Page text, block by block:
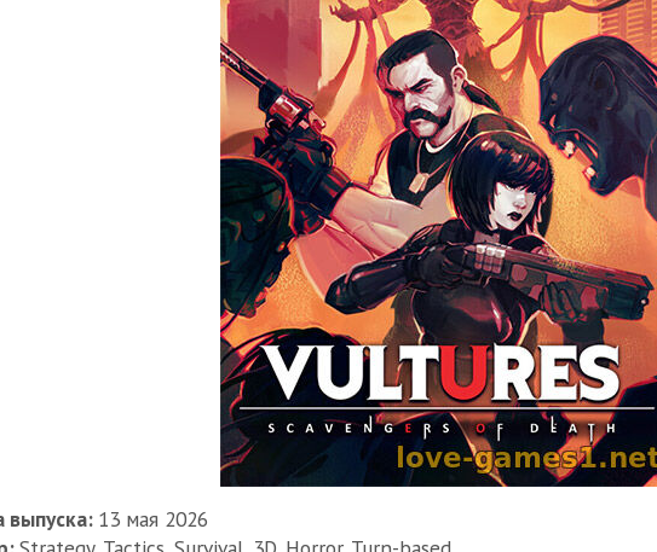
выпуска: 13 мая 2026